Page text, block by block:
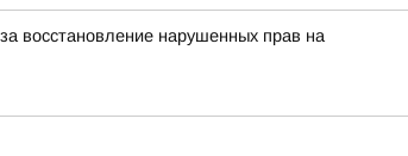
восстановление нарушенных прав на